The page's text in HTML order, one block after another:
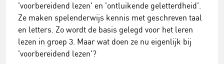
'voorbereidend lezen' en 'ontluikende geletterdheid'.
Ze maken spelenderwijs kennis met geschreven taal
en letters. Zo wordt de basis gelegd voor het leren
lezen in groep 3. Maar wat doen ze nu eigenlijk bij
'voorbereidend lezen'?